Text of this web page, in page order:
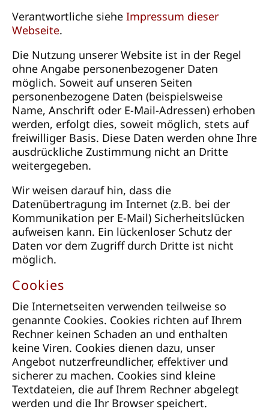
Verantwortliche siehe Impressum dieser
Webseite.
Die Nutzung unserer Website ist in der Regel
ohne Angabe personenbezogener Daten
möglich. Soweit auf unseren Seiten
personenbezogene Daten (beispielsweise
Name, Anschrift oder E-Mail-Adressen) erhoben
werden, erfolgt dies, soweit möglich, stets auf
freiwilliger Basis. Diese Daten werden ohne Ihre
ausdrückliche Zustimmung nicht an Dritte
weitergegeben.
Wir weisen darauf hin, dass die
Datenübertragung im Internet (z.B. bei der
Kommunikation per E-Mail) Sicherheitslücken
aufweisen kann. Ein lückenloser Schutz der
Daten vor dem Zugriff durch Dritte ist nicht
möglich.
Cookies
Die Internetseiten verwenden teilweise so
genannte Cookies. Cookies richten auf Ihrem
Rechner keinen Schaden an und enthalten
keine Viren. Cookies dienen dazu, unser
Angebot nutzerfreundlicher, effektiver und
sicherer zu machen. Cookies sind kleine
Textdateien, die auf Ihrem Rechner abgelegt
werden und die Ihr Browser speichert.